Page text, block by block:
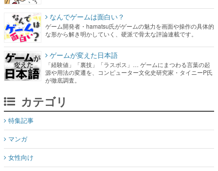
なんでゲームは面白い？
ゲーム開発者・hamatsu氏がゲームの魅力を画面や操作の具体的
な形から解き明かしていく、硬派で骨太な評論連載です。
ゲームが変えた日本語
「経験値」「裏技」「ラスボス」… ゲームにまつわる言葉の起
源や用法の変遷を、コンピューター文化史研究家・タイニーP氏
が徹底調査。
カテゴリ
特集記事
マンガ
女性向け